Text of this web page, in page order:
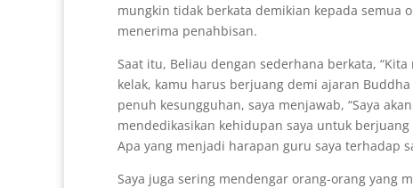
mungkin tidak berkata demikian kepada semua
menerima penahbisan.
Saat itu, Beliau dengan sederhana berkata,
kelak, kamu harus berjuang demi ajaran
penuh kesungguhan, saya menjawab, “Saya
mendedikasikan kehidupan saya untuk
Apa yang menjadi harapan guru saya terhadap
Saya juga sering mendengar orang-orang yang